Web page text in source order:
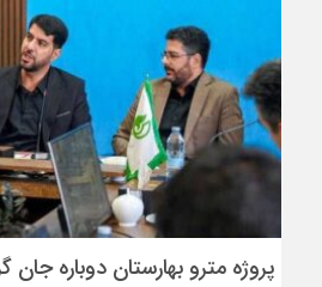
پروژه مترو بهارستان دوباره جان